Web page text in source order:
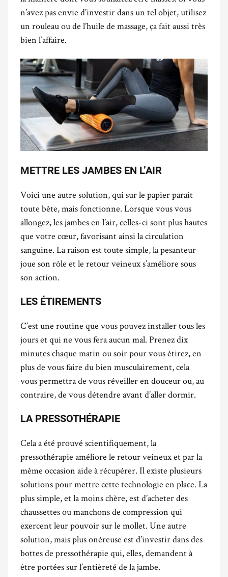
n’avez pas envie d’investir dans un tel objet, utilisez
un rouleau ou de l’huile de massage, ça fait aussi très
bien l’affaire.
METTRE LES JAMBES EN L’AIR
Voici une autre solution, qui sur le papier paraît
toute bête, mais fonctionne. Lorsque vous vous
allongez, les jambes en l’air, celles-ci sont plus hautes
que votre cœur, favorisant ainsi la circulation
sanguine. La raison est toute simple, la pesanteur
joue son rôle et le retour veineux s’améliore sous
son action.
LES ÉTIREMENTS
C’est une routine que vous pouvez installer tous les
jours et qui ne vous fera aucun mal. Prenez dix
minutes chaque matin ou soir pour vous étirez, en
plus de vous faire du bien musculairement, cela
vous permettra de vous réveiller en douceur ou, au
contraire, de vous détendre avant d’aller dormir.
LA PRESSOTHÉRAPIE
Cela a été prouvé scientifiquement, la
pressothérapie améliore le retour veineux et par la
même occasion aide à récupérer. Il existe plusieurs
solutions pour mettre cette technologie en place. La
plus simple, et la moins chère, est d’acheter des
chaussettes ou manchons de compression qui
exercent leur pouvoir sur le mollet. Une autre
solution, mais plus onéreuse est d’investir dans des
bottes de pressothérapie qui, elles, demandent à
être portées sur l’entièreté de la jambe.